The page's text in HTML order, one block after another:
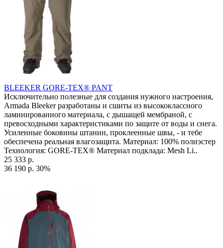
BLEEKER GORE-TEX® PANT
Исключительно полезные для создания нужного настроения,
Armada Bleeker разработаны и сшиты из высококлассного
ламинированного материала, с дышащей мембраной, с
превосходными характеристиками по защите от воды и снега.
Усиленные боковины штанин, проклеенные швы, - и тебе
обеспечена реальная влагозащита. Материал: 100% полиэстер
Технология: GORE-TEX® Материал подклада: Mesh Li..
25 333 р.
36 190 р. 30%